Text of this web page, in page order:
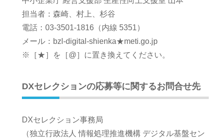
担当者：森崎、村上、杉谷
電話：03-3501-1816（内線 5351）
メール：bzl-digital-shienka★meti.go.jp
※［★］を［@］に置き換えてください。
DXセレクションの応募等に関するお問合せ先
DXセレクション事務局
（独立行政法人 情報処理推進機構 デジタル基盤セン